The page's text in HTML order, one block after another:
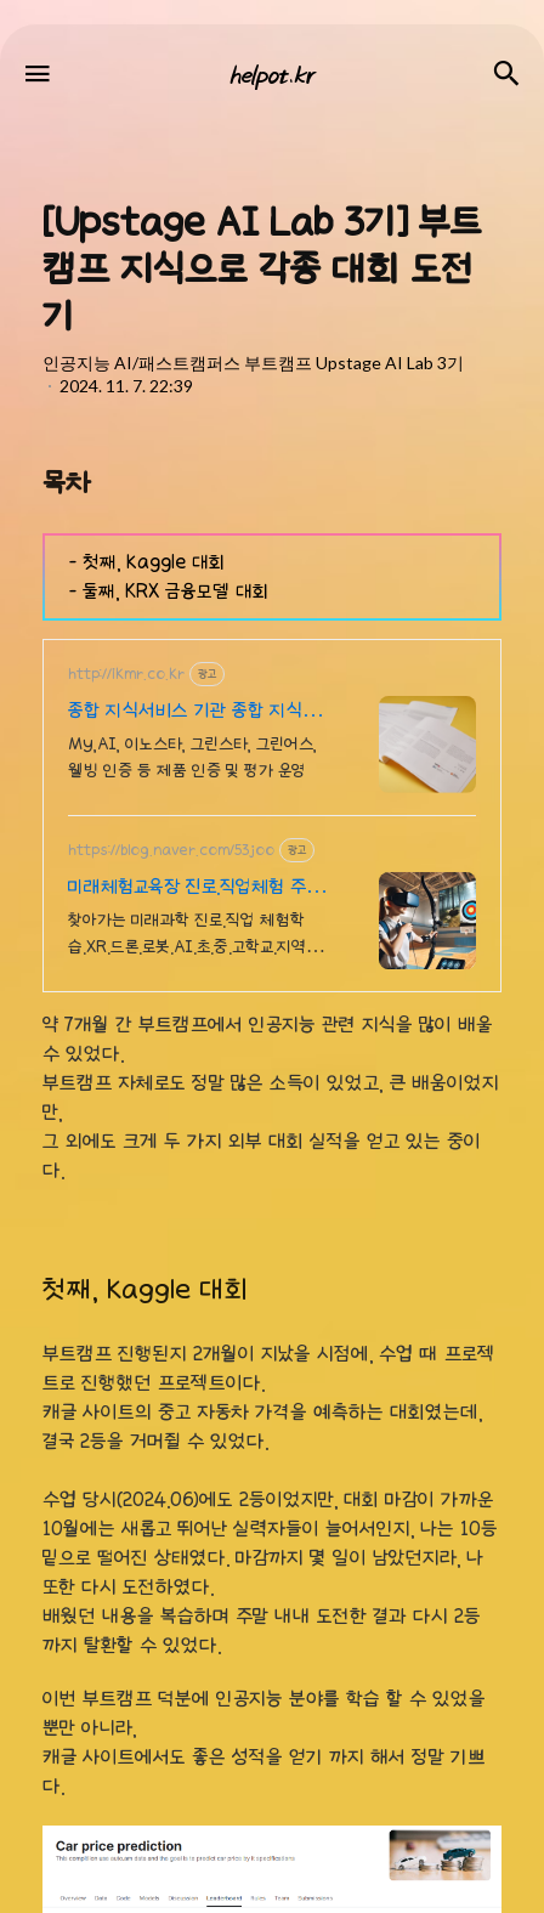
helpot.kr
[Upstage AI Lab 3기] 부트
캠프 지식으로 각종 대회 도전
기
인공지능 AI/패스트캠퍼스 부트캠프 Upstage AI Lab 3기
2024. 11. 7. 22:39
목차
- 첫째, kaggle 대회
- 둘째, KRX 금융모델 대회
http://ikmr.co.kr 광고
종합 지식서비스 기관 종합 지식서
비스 기관
My,AI, 이노스타, 그린스타, 그린어스,
웰빙 인증 등 제품 인증 및 평가 운영
https://blog.naver.com/53joo 광고
미래체험교육장 진로.직업체험 주말
상담 가능 1:1교육
찾아가는 미래과학 진로.직업 체험학
습.XR.드론.로봇.AI.초.중.고학교.지역축
기.뇌파체험
약 7개월 간 부트캠프에서 인공지능 관련 지식을 많이 배울
수 있었다.
부트캠프 자체로도 정말 많은 소득이 있었고, 큰 배움이었지
만,
그 외에도 크게 두 가지 외부 대회 실적을 얻고 있는 중이
다.
첫째, kaggle 대회
부트캠프 진행된지 2개월이 지났을 시점에, 수업 때 프로젝
트로 진행했던 프로젝트이다.
캐글 사이트의 중고 자동차 가격을 예측하는 대회였는데,
결국 2등을 거머쥘 수 있었다.
수업 당시(2024.06)에도 2등이었지만, 대회 마감이 가까운
10월에는 새롭고 뛰어난 실력자들이 늘어서인지, 나는 10등
밑으로 떨어진 상태였다. 마감까지 몇 일이 남았던지라, 나
또한 다시 도전하였다.
배웠던 내용을 복습하며 주말 내내 도전한 결과 다시 2등
까지 탈환할 수 있었다.
이번 부트캠프 덕분에 인공지능 분야를 학습 할 수 있었을
뿐만 아니라,
캐글 사이트에서도 좋은 성적을 얻기 까지 해서 정말 기쁘
다.